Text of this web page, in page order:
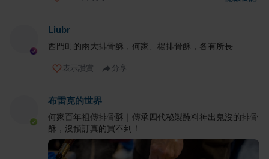
Liubr
西門町的兩大排骨酥，何家、楊排骨酥，各有所長
表示讚賞 分享
布雷克的世界
何家百年祖傳排骨酥｜傳承四代秘製醃料神出鬼沒的排骨
酥，沒預訂真的買不到！